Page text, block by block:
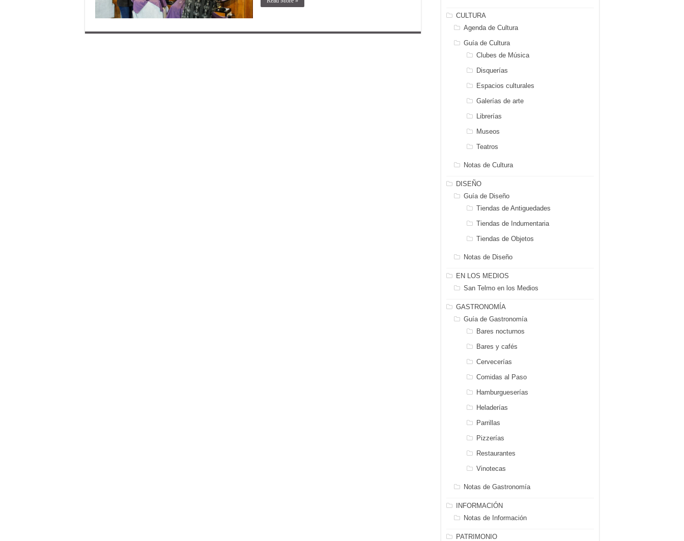
CULTURA
Agenda de Cultura
Guía de Cultura
Clubes de Música
Disquerías
Espacios culturales
Galerías de arte
Librerías
Museos
Teatros
Notas de Cultura
DISEÑO
Guía de Diseño
Tiendas de Antiguedades
Tiendas de Indumentaria
Tiendas de Objetos
Notas de Diseño
EN LOS MEDIOS
San Telmo en los Medios
GASTRONOMÍA
Guía de Gastronomía
Bares nocturnos
Bares y cafés
Cervecerías
Comidas al Paso
Hamburgueserías
Heladerías
Parrillas
Pizzerías
Restaurantes
Vinotecas
Notas de Gastronomía
INFORMACIÓN
Notas de Información
PATRIMONIO